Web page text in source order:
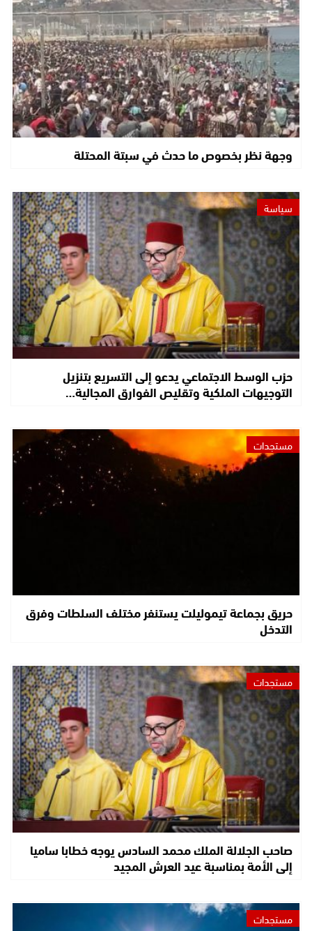
وجهة نظر بخصوص ما حدث في سبتة المحتلة
سياسة
حزب الوسط الاجتماعي يدعو إلى التسريع بتنزيل
التوجيهات الملكية وتقليص الفوارق المجالية…
مستجدات
حريق بجماعة تيموليلت يستنفر مختلف السلطات وفرق
التدخل
مستجدات
صاحب الجلالة الملك محمد السادس يوجه خطابا ساميا
إلى الأمة بمناسبة عيد العرش المجيد
مستجدات